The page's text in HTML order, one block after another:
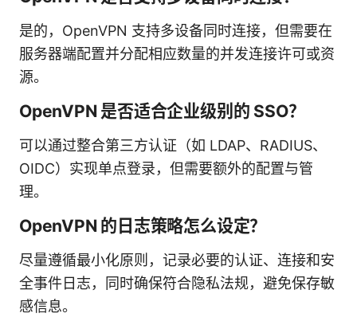
是的，OpenVPN 支持多设备同时连接，但需要在
服务器端配置并分配相应数量的并发连接许可或资
源。
OpenVPN 是否适合企业级别的 SSO？
可以通过整合第三方认证（如 LDAP、RADIUS、
OIDC）实现单点登录，但需要额外的配置与管
理。
OpenVPN 的日志策略怎么设定？
尽量遵循最小化原则，记录必要的认证、连接和安
全事件日志，同时确保符合隐私法规，避免保存敏
感信息。